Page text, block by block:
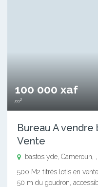
100 000 xaf
m²
Bureau A
Vente
bastos yde, Cameroun, ,
500 M2 titrés lotis en
50 m du goudron,